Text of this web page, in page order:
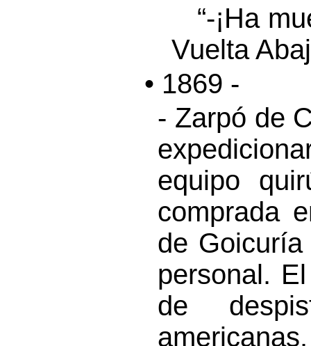
“-¡Ha
Vuelta
• 1869 -
- Zarpó de
equipo
comprada
de
personal.
de